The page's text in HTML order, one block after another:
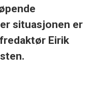
situasjonen er
Eirik